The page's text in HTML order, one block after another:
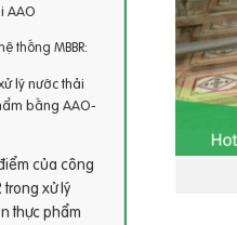
AAO
thống MBBR:
lý nước thải
bằng AAO-
của công
xử lý
thực phẩm